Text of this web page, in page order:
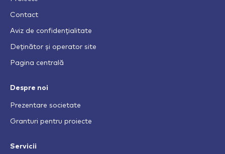
Contact
Aviz de confidențialitate
Deținător și operator site
Pagina centrală
Despre noi
Prezentare societate
Granturi pentru proiecte
Servicii